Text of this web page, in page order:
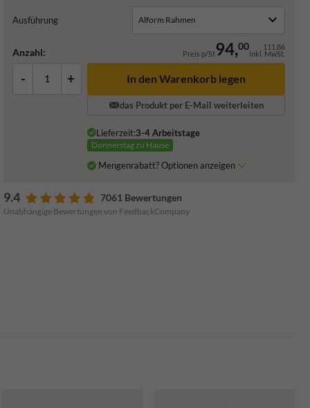
Ausführung
Anzahl: Preis p/St94,00 111,86
inkl. MwSt.
- + In den Warenkorb legen
das Produkt per E-Mail weiterleiten
Lieferzeit:3-4 Arbeitstage
Donnerstag zu Hause
Mengenrabatt? Optionen anzeigen
9.4 7061 Bewertungen
Unabhängige Bewertungen von FeedbackCompany